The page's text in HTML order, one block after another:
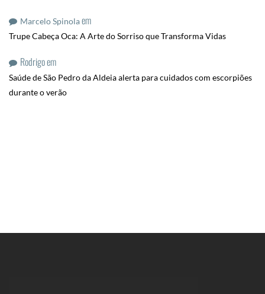
Marcelo Spinolaem
Trupe Cabeça Oca: A Arte do Sorriso que Transforma Vidas
Rodrigoem
Saúde de São Pedro da Aldeia alerta para cuidados com escorpiões
durante o verão